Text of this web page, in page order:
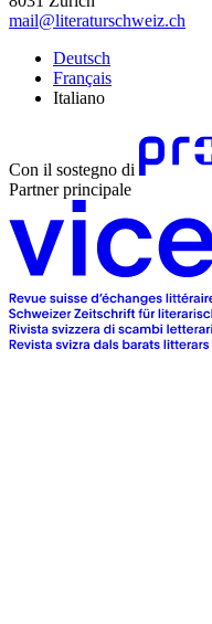
mail@literaturschweiz.ch
Deutsch
Français
Italiano
Con il sostegno di
Partner principale